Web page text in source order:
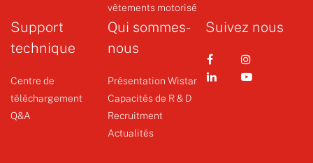
vêtements motorisé
Support
technique
Centre de
téléchargement
Q&A
Qui sommes-
nous
Présentation Wistar
Capacités de R & D
Recruitment
Actualités
Suivez nous